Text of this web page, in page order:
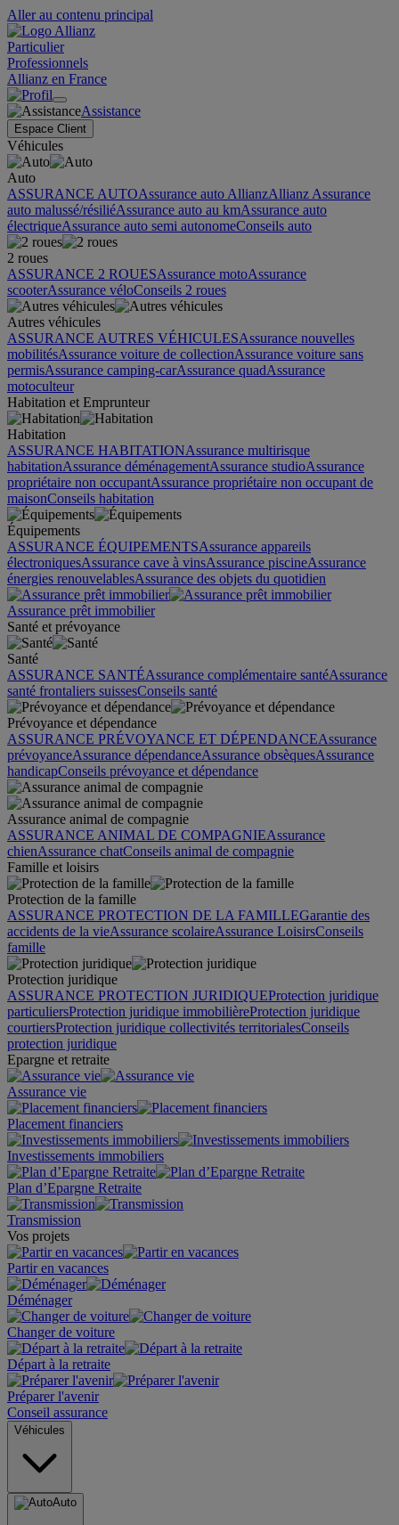
Aller au contenu principal
Particulier
Professionnels
Allianz en France
Assistance
Espace Client
Véhicules
Auto
ASSURANCE AUTOAssurance auto AllianzAllianz Assurance
auto malussé/résiliéAssurance auto au kmAssurance auto
électriqueAssurance auto semi autonomeConseils auto
2 roues
ASSURANCE 2 ROUESAssurance motoAssurance
scooterAssurance véloConseils 2 roues
Autres véhicules
ASSURANCE AUTRES VÉHICULESAssurance nouvelles
mobilitésAssurance voiture de collectionAssurance voiture sans
permisAssurance camping-carAssurance quadAssurance
motoculteur
Habitation et Emprunteur
Habitation
ASSURANCE HABITATIONAssurance multirisque
habitationAssurance déménagementAssurance studioAssurance
propriétaire non occupantAssurance propriétaire non occupant de
maisonConseils habitation
Équipements
ASSURANCE ÉQUIPEMENTSAssurance appareils
électroniquesAssurance cave à vinsAssurance piscineAssurance
énergies renouvelablesAssurance des objets du quotidien
Assurance prêt immobilier
Santé et prévoyance
Santé
ASSURANCE SANTÉAssurance complémentaire santéAssurance
santé frontaliers suissesConseils santé
Prévoyance et dépendance
ASSURANCE PRÉVOYANCE ET DÉPENDANCEAssurance
prévoyanceAssurance dépendanceAssurance obsèquesAssurance
handicapConseils prévoyance et dépendance
Assurance animal de compagnie
ASSURANCE ANIMAL DE COMPAGNIEAssurance
chienAssurance chatConseils animal de compagnie
Famille et loisirs
Protection de la famille
ASSURANCE PROTECTION DE LA FAMILLEGarantie des
accidents de la vieAssurance scolaireAssurance LoisirsConseils
famille
Protection juridique
ASSURANCE PROTECTION JURIDIQUEProtection juridique
particuliersProtection juridique immobilièreProtection juridique
courtiersProtection juridique collectivités territorialesConseils
protection juridique
Epargne et retraite
Assurance vie
Placement financiers
Investissements immobiliers
Plan d’Epargne Retraite
Transmission
Vos projets
Partir en vacances
Déménager
Changer de voiture
Départ à la retraite
Préparer l'avenir
Conseil assurance
Véhicules
Auto